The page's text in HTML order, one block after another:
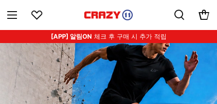
[APP] 알림ON 체크 후 구매 시 추가 적립